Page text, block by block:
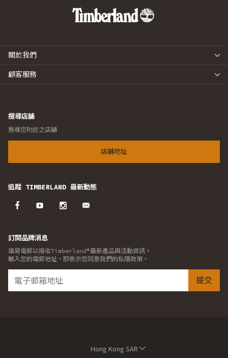
關於我們
顧客服務
搜尋店舖
搜尋您附近之店舖
店舖地址
追蹤 TIMBERLAND 最新動態
訂閱品牌消息
填寫電郵以接收Timberland®最新產品與活動資訊。
輸入您的電郵地址，即表示您同意我們的私隱政策。
提交
Hong Kong SAR